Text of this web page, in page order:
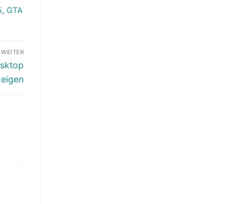
, GTA
WEITER